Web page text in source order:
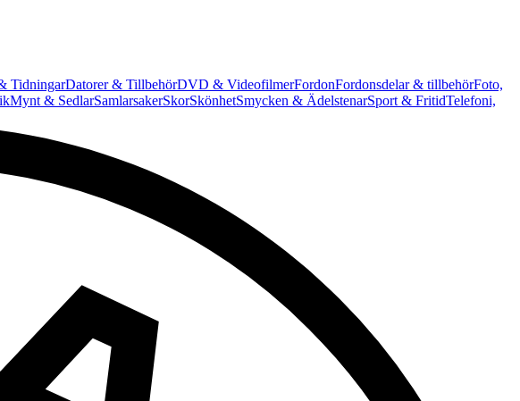
TidningarDatorer & TillbehörDVD & VideofilmerFordonFordonsdelar & tillbehörFoto,
Mynt & SedlarSamlarsakerSkorSkönhetSmycken & ÄdelstenarSport & FritidTelefoni,